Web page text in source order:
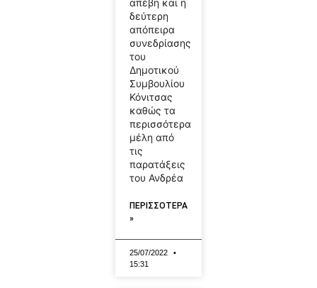
δεύτερη
απόπειρα
συνεδρίασης
του
Δημοτικού
Συμβουλίου
Κόνιτσας
καθώς τα
περισσότερα
μέλη από
τις
παρατάξεις
του Ανδρέα
ΠΕΡΙΣΣΟΤΕΡΑ
»
25/07/2022
15:31